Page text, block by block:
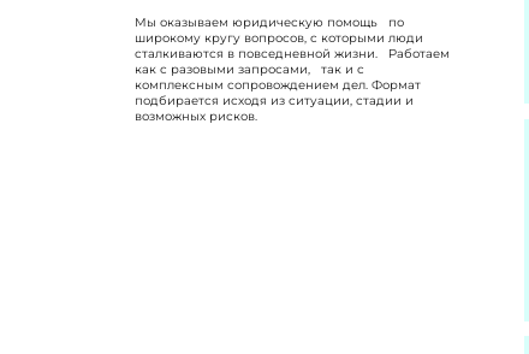
Мы оказываем юридическую помощь по
широкому кругу вопросов, с которыми люди
сталкиваются в повседневной жизни. Работаем
как с разовыми запросами, так и с
комплексным сопровождением дел. Формат
подбирается исходя из ситуации, стадии и
возможных рисков.